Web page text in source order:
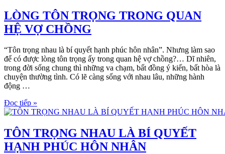
LÒNG TÔN TRỌNG TRONG QUAN
HỆ VỢ CHỒNG
“Tôn trọng nhau là bí quyết hạnh phúc hôn nhân”. Nhưng làm sao
để có được lòng tôn trọng ấy trong quan hệ vợ chồng?… Dĩ nhiên,
trong đời sống chung thì những va chạm, bất đồng ý kiến, bất hòa là
chuyện thường tình. Có lẽ càng sống với nhau lâu, những hành
động …
Đọc tiếp »
TÔN TRỌNG NHAU LÀ BÍ QUYẾT
HẠNH PHÚC HÔN NHÂN